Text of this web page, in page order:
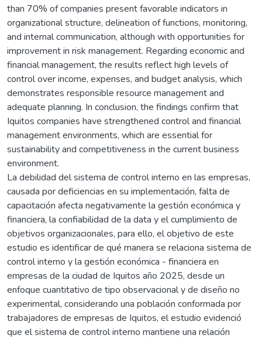
than 70% of companies present favorable indicators in
organizational structure, delineation of functions, monitoring,
and internal communication, although with opportunities for
improvement in risk management. Regarding economic and
financial management, the results reflect high levels of
control over income, expenses, and budget analysis, which
demonstrates responsible resource management and
adequate planning. In conclusion, the findings confirm that
Iquitos companies have strengthened control and financial
management environments, which are essential for
sustainability and competitiveness in the current business
environment.
La debilidad del sistema de control interno en las empresas,
causada por deficiencias en su implementación, falta de
capacitación afecta negativamente la gestión económica y
financiera, la confiabilidad de la data y el cumplimiento de
objetivos organizacionales, para ello, el objetivo de este
estudio es identificar de qué manera se relaciona sistema de
control interno y la gestión económica - financiera en
empresas de la ciudad de Iquitos año 2025, desde un
enfoque cuantitativo de tipo observacional y de diseño no
experimental, considerando una población conformada por
trabajadores de empresas de Iquitos, el estudio evidenció
que el sistema de control interno mantiene una relación